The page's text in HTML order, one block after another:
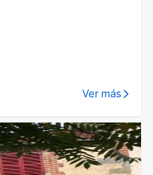
Ver más